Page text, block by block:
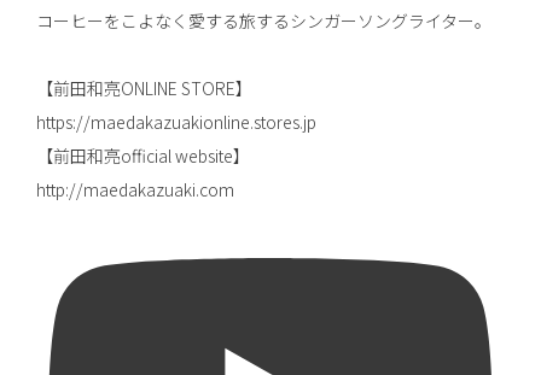
コーヒーをこよなく愛する旅するシンガーソングライター。
【前田和亮ONLINE STORE】
https://maedakazuakionline.stores.jp
【前田和亮official website】
http://maedakazuaki.com